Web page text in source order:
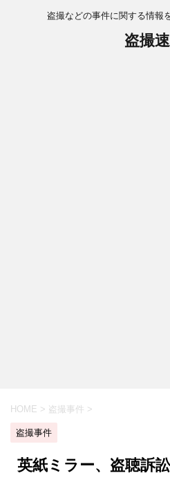
盗撮などの事件に関する情報
盗撮
HOME > 盗撮事件 >
盗撮事件
英紙ミラー、盗聴訴